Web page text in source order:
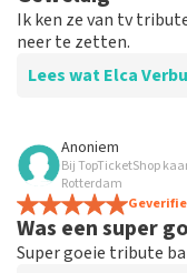
Ik ken ze van tv
neer te zetten.
Lees wat Elca
Beoordeling van Elca
Heel goed
Anoniem
Bij TopTicketShop
Rotterdam
Was een super
Super goeie tribute